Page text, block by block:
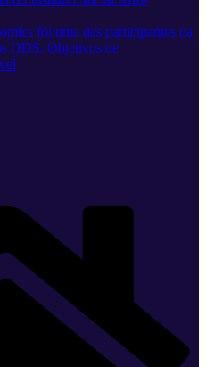
foi uma das participantes da
ODS, Objetivos de